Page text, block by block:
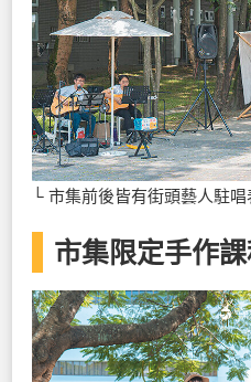
└ 市集前後皆有街頭藝人駐唱
市集限定手作